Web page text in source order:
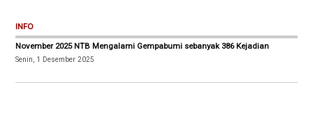
INFO
November 2025 NTB Mengalami Gempabumi sebanyak 386 Kejadian
Senin, 1 Desember 2025